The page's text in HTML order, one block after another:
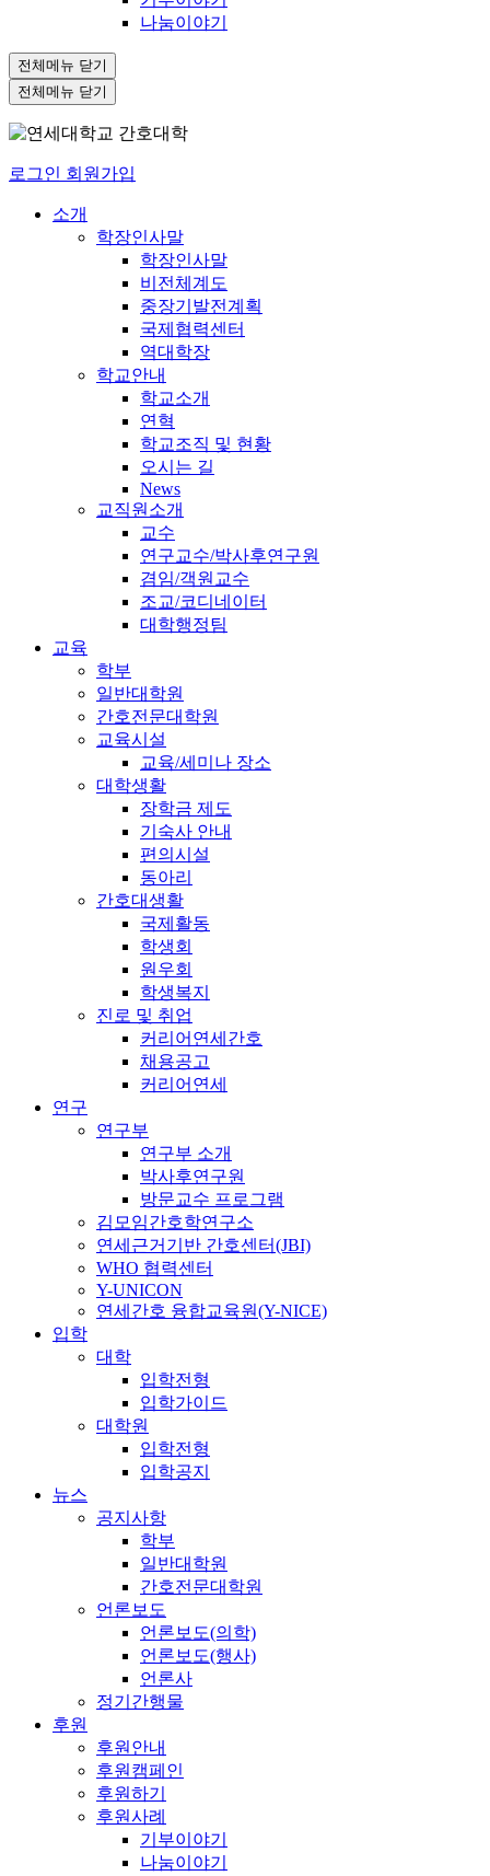
나눔이야기
전체메뉴 닫기
전체메뉴 닫기
로그인 회원가입
소개
학장인사말
학장인사말
비전체계도
중장기발전계획
국제협력센터
역대학장
학교안내
학교소개
연혁
학교조직 및 현황
오시는 길
News
교직원소개
교수
연구교수/박사후연구원
겸임/객원교수
조교/코디네이터
대학행정팀
교육
학부
일반대학원
간호전문대학원
교육시설
교육/세미나 장소
대학생활
장학금 제도
기숙사 안내
편의시설
동아리
간호대생활
국제활동
학생회
원우회
학생복지
진로 및 취업
커리어연세간호
채용공고
커리어연세
연구
연구부
연구부 소개
박사후연구원
방문교수 프로그램
김모임간호학연구소
연세근거기반 간호센터(JBI)
WHO 협력센터
Y-UNICON
연세간호 융합교육원(Y-NICE)
입학
대학
입학전형
입학가이드
대학원
입학전형
입학공지
뉴스
공지사항
학부
일반대학원
간호전문대학원
언론보도
언론보도(의학)
언론보도(행사)
언론사
정기간행물
후원
후원안내
후원캠페인
후원하기
후원사례
기부이야기
나눔이야기